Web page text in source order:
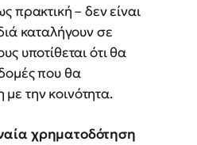
πρακτική – δεν είναι
καταλήγουν σε
υποτίθεται ότι θα
που θα
την κοινότητα.
χρηματοδότηση